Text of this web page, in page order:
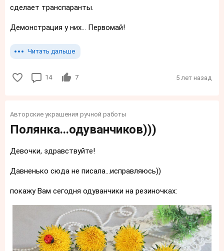
сделает транспаранты.
Демонстрация у них... Первомай!
Читать дальше
14 7 5 лет назад
Авторские украшения ручной работы
Полянка...одуванчиков)))
Девочки, здравствуйте!
Давненько сюда не писала...исправляюсь))
покажу Вам сегодня одуванчики на резиночках: